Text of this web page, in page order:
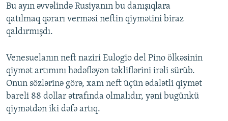
Bu ayın əvvəlində Rusiyanın bu danışıqlara
qatılmaq qərarı verməsi neftin qiymətini biraz
qaldırmışdı.
Venesuelanın neft naziri Eulogio del Pino ölkəsinin
qiymət artımını hədəfləyən təkliflərini irəli sürüb.
Onun sözlərinə görə, xam neft üçün ədalətli qiymət
bareli 88 dollar ətrafında olmalıdır, yəni bugünkü
qiymətdən iki dəfə artıq.